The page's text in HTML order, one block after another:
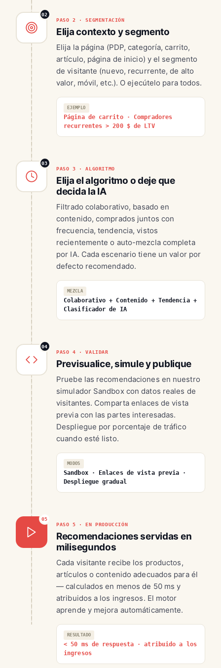
02
PASO 2 · SEGMENTACIÓN
Elija contexto y segmento
Elija la página (PDP, categoría, carrito,
artículo, página de inicio) y el segmento
de visitante (nuevo, recurrente, de alto
valor, móvil, etc.). O ejecútelo para todos.
EJEMPLO
Página de carrito · Compradores
recurrentes > 200 $ de LTV
03
PASO 3 · ALGORITMO
Elija el algoritmo o deje que
decida la IA
Filtrado colaborativo, basado en
contenido, comprados juntos con
frecuencia, tendencia, vistos
recientemente o auto-mezcla completa
por IA. Cada escenario tiene un valor por
defecto recomendado.
MEZCLA
Colaborativo + Contenido + Tendencia +
Clasificador de IA
04
PASO 4 · VALIDAR
Previsualice, simule y publique
Pruebe las recomendaciones en nuestro
simulador Sandbox con datos reales de
visitantes. Comparta enlaces de vista
previa con las partes interesadas.
Despliegue por porcentaje de tráfico
cuando esté listo.
MODOS
Sandbox · Enlaces de vista previa ·
Despliegue gradual
05
PASO 5 · EN PRODUCCIÓN
Recomendaciones servidas en
milisegundos
Cada visitante recibe los productos,
artículos o contenido adecuados para él
— calculados en menos de 50 ms y
atribuidos a los ingresos. El motor
aprende y mejora automáticamente.
RESULTADO
< 50 ms de respuesta · atribuido a los
ingresos